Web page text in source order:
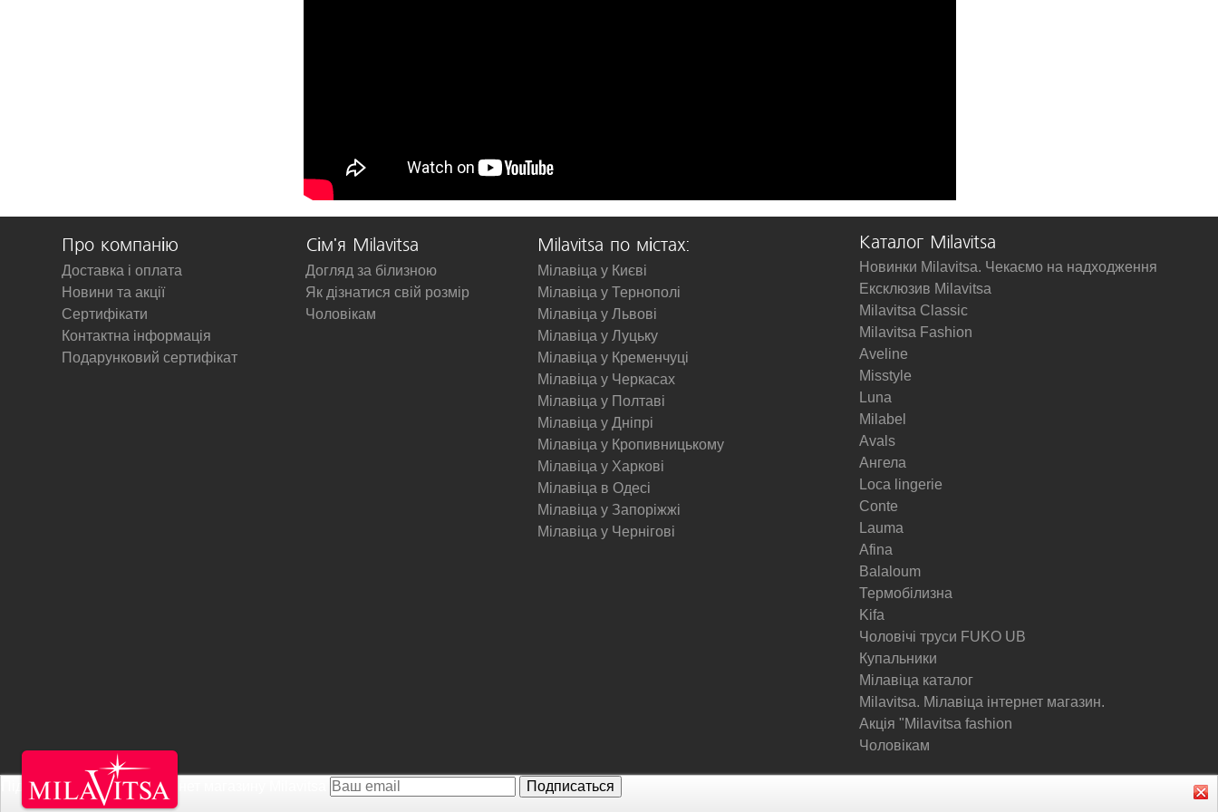
Про компанію
Доставка і оплата
Новини та акції
Сертифікати
Контактна інформація
Подарунковий сертифікат
Сім'я Milavitsa
Догляд за білизною
Як дізнатися свій розмір
Чоловікам
Milavitsa по містах:
Мілавіца у Києві
Мілавіца у Тернополі
Мілавіца у Львові
Мілавіца у Луцьку
Мілавіца у Кременчуці
Мілавіца у Черкасах
Мілавіца у Полтаві
Мілавіца у Дніпрі
Мілавіца у Кропивницькому
Мілавіца у Харкові
Мілавіца в Одесі
Мілавіца у Запоріжжі
Мілавіца у Чернігові
Каталог Milavitsa
Новинки Milavitsa. Чекаємо на надходження
Ексклюзив Milavitsa
Milavitsa Classic
Milavitsa Fashion
Aveline
Misstyle
Luna
Milabel
Avals
Ангела
Loca lingerie
Conte
Lauma
Afina
Balaloum
Термобілизна
Kifa
Чоловічі труси FUKO UB
Купальники
Мілавіца каталог
Milavitsa. Мілавіца інтернет магазин.
Акція "Milavitsa fashion
Чоловікам
Підписатися на Акції інтернет магазину © Milavitsa.